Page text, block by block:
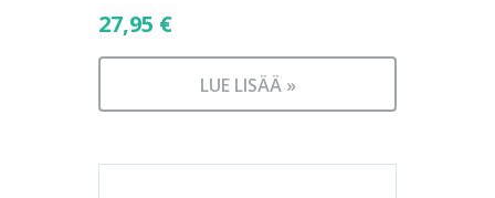
27,95 €
LUE LISÄÄ »